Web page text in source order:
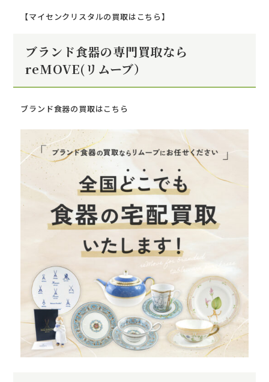
【マイセンクリスタルの買取はこちら】
ブランド食器の専門買取なら
reMOVE(リムーブ）
ブランド食器の買取はこちら